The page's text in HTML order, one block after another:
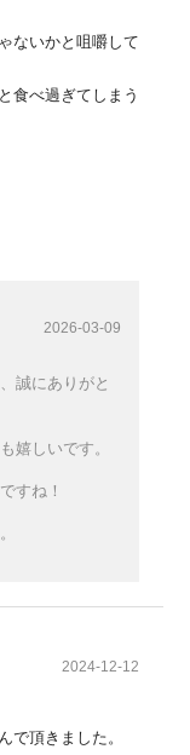
ないかと咀嚼して
食べ過ぎてしまう
2026-03-09
誠にありがと
嬉しいです。
すね！
2024-12-12
で頂きました。